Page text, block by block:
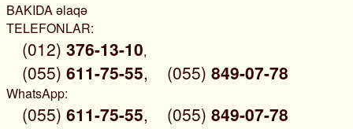
BAKIDA əlaqə
TELEFONLAR:
(012) 376-13-10,
(055) 611-75-55, (055) 849-07-78
WhatsApp:
(055) 611-75-55, (055) 849-07-78